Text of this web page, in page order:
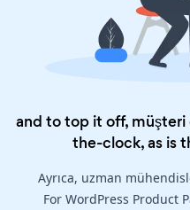
and to top it off,
the-clock, as is
Ayrıca, uzman
For WordPress Product